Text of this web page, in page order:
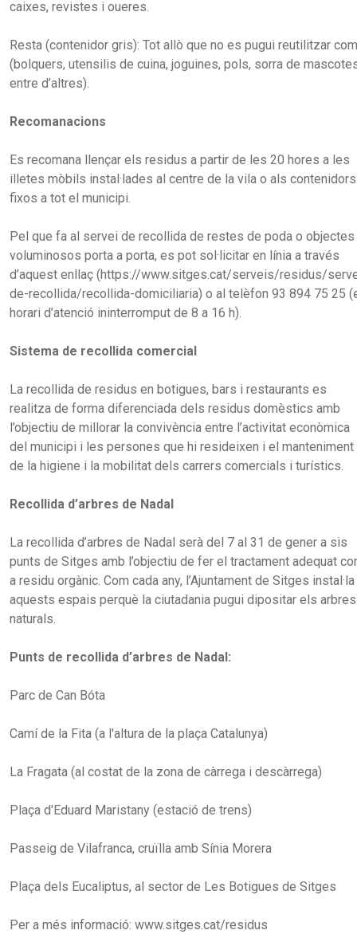
caixes, revistes i oueres.
Resta (contenidor gris): Tot allò que no es pugui reutilitzar com
(bolquers, utensilis de cuina, joguines, pols, sorra de
entre d’altres).
Recomanacions
Es recomana llençar els residus a partir de les 20 hores a les
illetes mòbils instal·lades al centre de la vila o als contenidors
fixos a tot el municipi.
Pel que fa al servei de recollida de restes de poda o objectes
voluminosos porta a porta, es pot sol·licitar en línia a través
d’aquest enllaç (https://www.sitges.cat/serveis/residus/
de-recollida/recollida-domiciliaria) o al telèfon 93 894 75 25
horari d’atenció ininterromput de 8 a 16 h).
Sistema de recollida comercial
La recollida de residus en botigues, bars i restaurants es
realitza de forma diferenciada dels residus domèstics amb
l’objectiu de millorar la convivència entre l’activitat econòmica
del municipi i les persones que hi resideixen i el manteniment
de la higiene i la mobilitat dels carrers comercials i turístics.
Recollida d’arbres de Nadal
La recollida d’arbres de Nadal serà del 7 al 31 de gener a sis
punts de Sitges amb l’objectiu de fer el tractament adequat
a residu orgànic. Com cada any, l’Ajuntament de Sitges instal·la
aquests espais perquè la ciutadania pugui dipositar els arbres
naturals.
Punts de recollida d’arbres de Nadal:
Parc de Can Bóta
Camí de la Fita (a l'altura de la plaça Catalunya)
La Fragata (al costat de la zona de càrrega i descàrrega)
Plaça d'Eduard Maristany (estació de trens)
Passeig de Vilafranca, cruïlla amb Sínia Morera
Plaça dels Eucaliptus, al sector de Les Botigues de Sitges
Per a més informació: www.sitges.cat/residus